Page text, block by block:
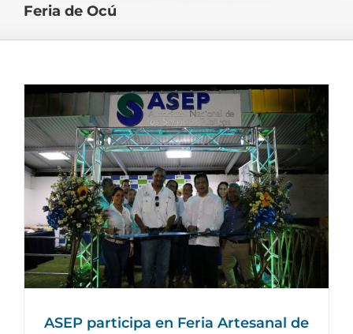
Feria de Ocú
ASEP participa en Feria Artesanal de